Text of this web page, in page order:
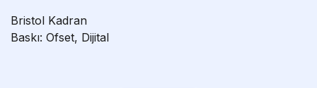
Bristol Kadran
Baskı: Ofset, Dijital